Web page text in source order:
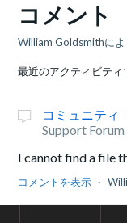
コメント
William Goldsmithに
最近のアクティビティ
コミュニティ
Support
I cannot find a file
コメントを表示